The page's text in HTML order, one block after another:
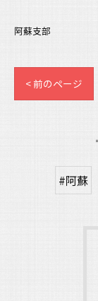
阿蘇支部
< 前のページ
#阿蘇